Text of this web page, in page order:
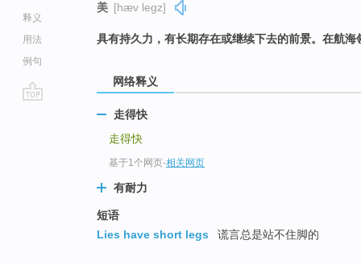
释义
用法
例句
美 [hæv leɡz]
具有持久力，有长期存在或继续下去的前景。在航
网络释义
走得快
走得快
基于1个网页-相关网页
有耐力
短语
Lies have short legs
谎言总是站不住脚的